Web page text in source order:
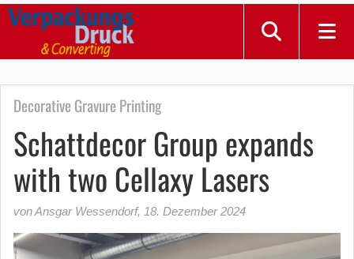
Decorative Gravure Printing
Schattdecor Group expands
with two Cellaxy Lasers
von Ansgar Wessendorf, 18. Dezember 2024